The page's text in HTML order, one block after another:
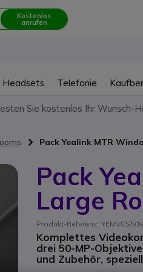
Kostenlos
anrufen
Headsets Telefonie
Sie kostenlos Ihr Wunsch-
Pack Yealink MTR
Pack
Large
Produkt-Referenz:
Komplettes
drei 50-MP-
und Zubehör,